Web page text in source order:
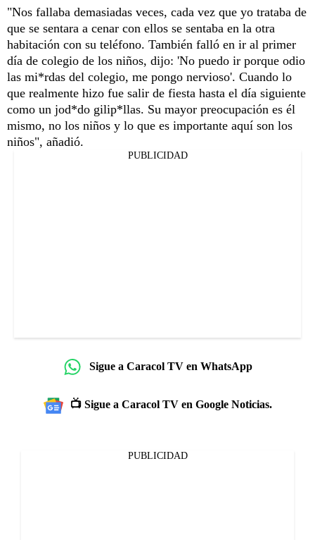
"Nos fallaba demasiadas veces, cada vez que yo trataba de
que se sentara a cenar con ellos se sentaba en la otra
habitación con su teléfono. También falló en ir al primer
día de colegio de los niños, dijo: 'No puedo ir porque odio
las mi*rdas del colegio, me pongo nervioso'. Cuando lo
que realmente hizo fue salir de fiesta hasta el día siguiente
como un jod*do gilip*llas. Su mayor preocupación es él
mismo, no los niños y lo que es importante aquí son los
niños", añadió.
PUBLICIDAD
Sigue a Caracol TV en WhatsApp
📺 Sigue a Caracol TV en Google Noticias.
PUBLICIDAD